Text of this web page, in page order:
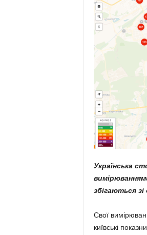
Українська
збігаються
Свої
київські